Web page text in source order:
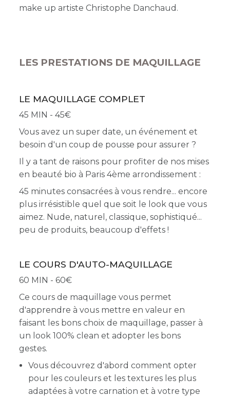
make up artiste Christophe Danchaud.
LES PRESTATIONS DE MAQUILLAGE
LE MAQUILLAGE COMPLET
45 MIN - 45
Vous avez un super date, un événement et
besoin d'un coup de pousse pour assurer ?
Il y a tant de raisons pour profiter de nos mises
en beauté bio à Paris 4ème arrondissement :
45 minutes consacrées à vous rendre... encore
plus irrésistible quel que soit le look que vous
aimez. Nude, naturel, classique, sophistiqué...
peu de produits, beaucoup d'effets !
LE COURS D'AUTO-MAQUILLAGE
60 MIN - 60
Ce cours de maquillage vous permet
d'apprendre à vous mettre en valeur en
faisant les bons choix de maquillage, passer à
un look 100% clean et adopter les bons
gestes.
Vous découvrez d'abord comment opter
pour les couleurs et les textures les plus
adaptées à votre carnation et à votre type